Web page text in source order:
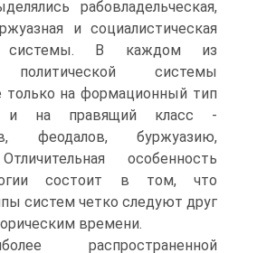
рабовладельческая,
и социалистическая
системы. В каждом из
политической системы
только на формационный тип
и на правящий класс -
феодалов, буржуазию,
особенность
состоит в том, что
систем четко следуют друг
времени.
распространенной